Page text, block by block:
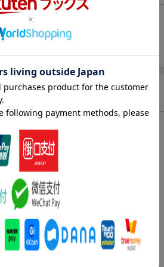
哲也(著)
スアングル
社文庫
文社